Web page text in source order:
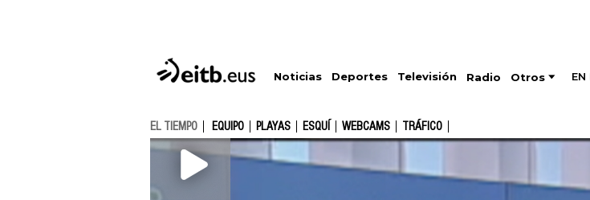
Noticias Deportes Televisión Radio Otros EN
EL TIEMPO EQUIPO PLAYAS ESQUÍ WEBCAMS TRÁFICO